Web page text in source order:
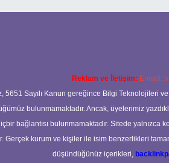
Reklam ve İletişim: E-mail:
5651 Sayılı Kanun gereğince Bilgi Teknolojileri
bulunmamaktadır. Ancak, üyelerimiz
bağlantısı bulunmamaktadır. Sitede yalnızca
Gerçek kurum ve kişiler ile isim benzerlikleri
düşündüğünüz içerikleri,